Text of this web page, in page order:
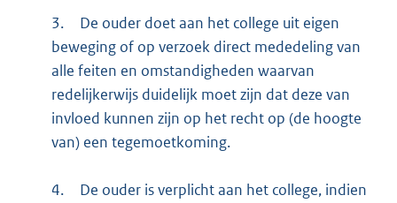
3.
De ouder doet aan het college uit eigen
beweging of op verzoek direct mededeling van
alle feiten en omstandigheden waarvan
redelijkerwijs duidelijk moet zijn dat deze van
invloed kunnen zijn op het recht op (de hoogte
van) een tegemoetkoming.
4.
De ouder is verplicht aan het college, indien